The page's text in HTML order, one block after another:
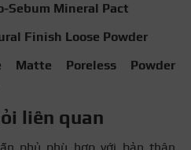
Sebum Mineral Pact
Finish Loose Powder
Poreless Powder
liên quan